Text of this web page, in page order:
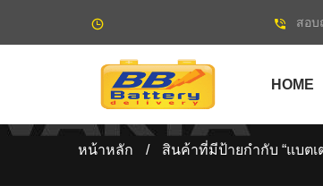
สอบ
HOME
หน้าหลัก / สินค้าที่มีป้ายกำกับ “แบตเ